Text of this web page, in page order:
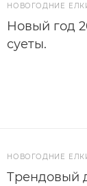
НОВОГОДНИЕ
Новый год
суеты.
НОВОГОДНИЕ
Трендовый